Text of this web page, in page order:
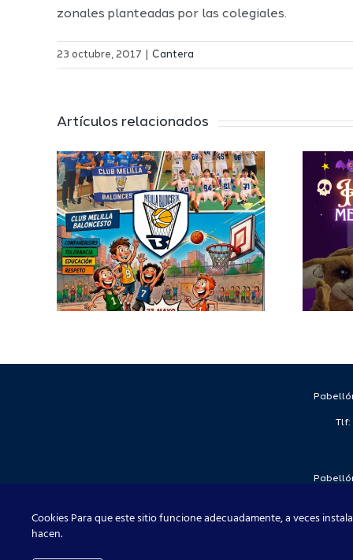
zonales planteadas por las colegiales.
23 octubre, 2017 Cantera
Artículos relacionados
Halloween
llega a la
cantera del
Club Melilla
Baloncesto
Cookies Para que este sitio funcione adecuadamente, a veces
hacen.